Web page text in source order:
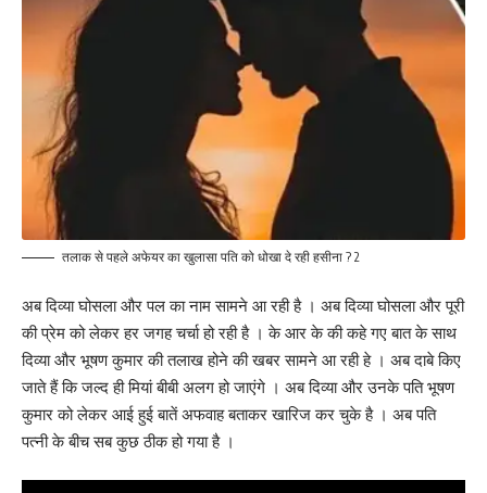
तलाक से पहले अफेयर का खुलासा पति को धोखा दे रही हसीना ? 2
अब दिव्या घोसला और पल का नाम सामने आ रही है । अब दिव्या घोसला और पूरी
की प्रेम को लेकर हर जगह चर्चा हो रही है । के आर के की कहे गए बात के साथ
दिव्या और भूषण कुमार की तलाख होने की खबर सामने आ रही हे । अब दाबे किए
जाते हैं कि जल्द ही मियां बीबी अलग हो जाएंगे । अब दिव्या और उनके पति भूषण
कुमार को लेकर आई हुई बातें अफवाह बताकर खारिज कर चुके है । अब पति
पत्नी के बीच सब कुछ ठीक हो गया है ।